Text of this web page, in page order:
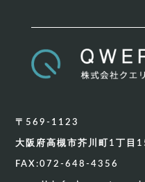
〒569-1123
大阪府高槻市芥川町1丁
FAX:072-648-4356